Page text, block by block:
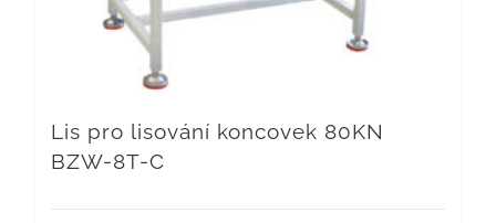
Lis pro lisování koncovek 80KN
BZW-8T-C